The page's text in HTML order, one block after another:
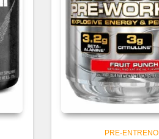
PRE-ENTRENO